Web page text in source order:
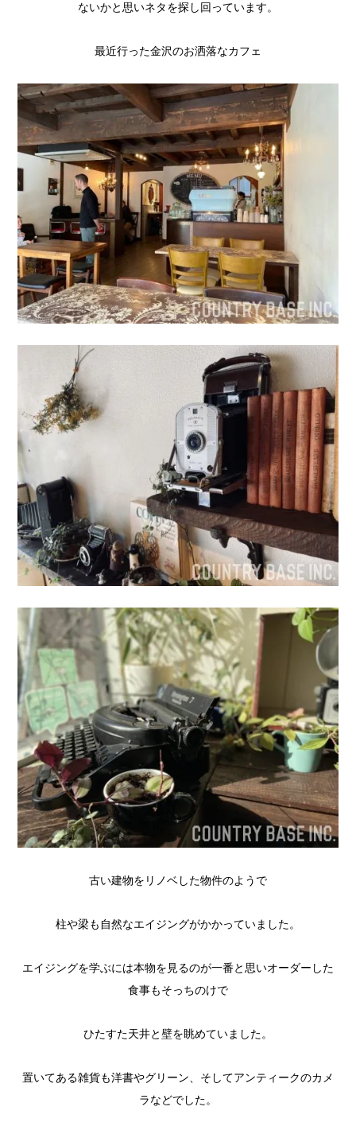
ないかと思いネタを探し回っています。
最近行った金沢のお洒落なカフェ
古い建物をリノベした物件のようで
柱や梁も自然なエイジングがかかっていました。
エイジングを学ぶには本物を見るのが一番と思いオーダーした
食事もそっちのけで
ひたすた天井と壁を眺めていました。
置いてある雑貨も洋書やグリーン、そしてアンティークのカメ
ラなどでした。